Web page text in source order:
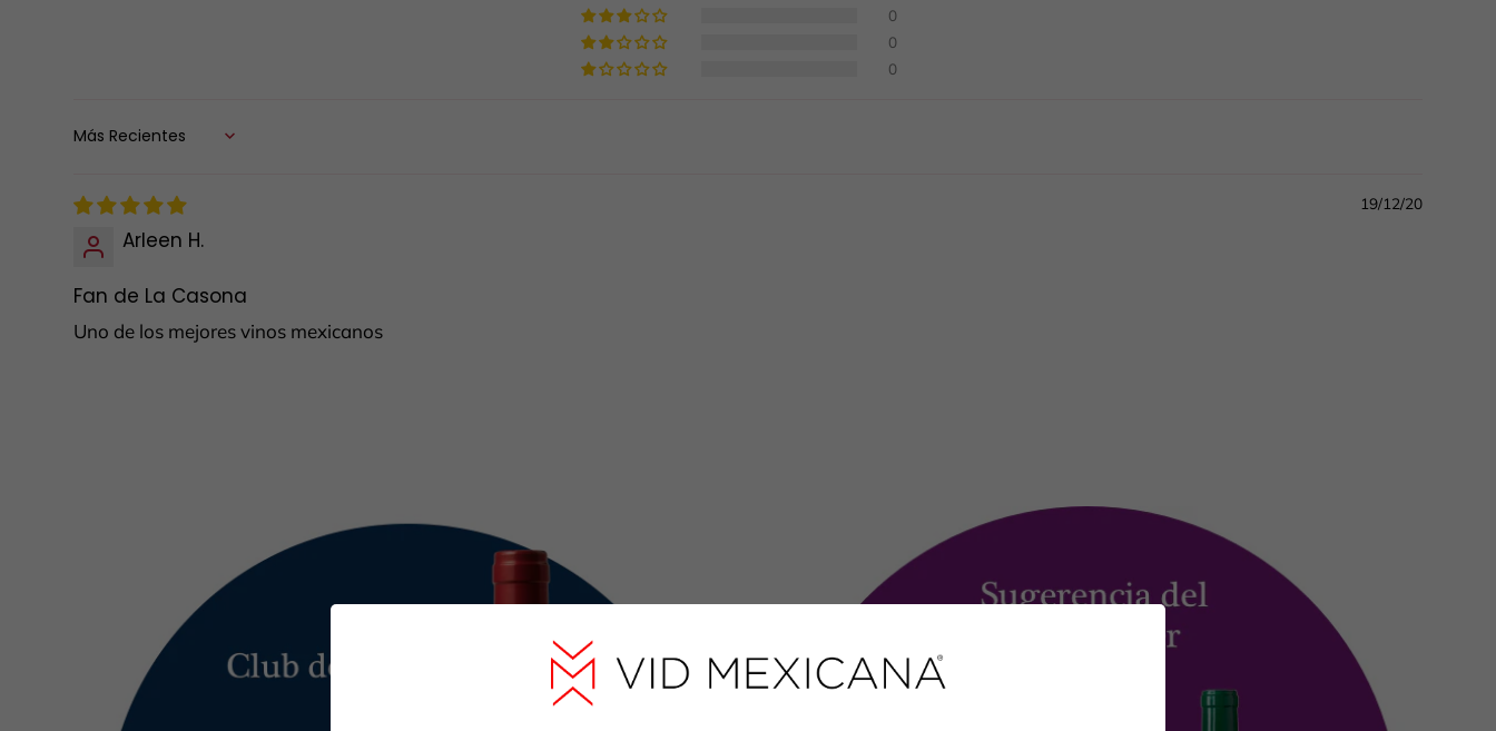
0
0
0
Sort by
19/12/20
Arleen H.
Fan de La Casona
Uno de los mejores vinos mexicanos